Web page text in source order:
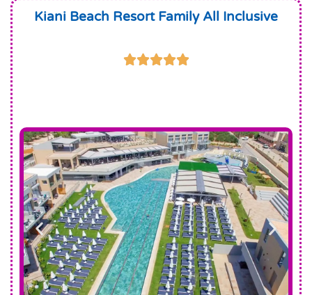
Kiani Beach Resort Family All Inclusive




